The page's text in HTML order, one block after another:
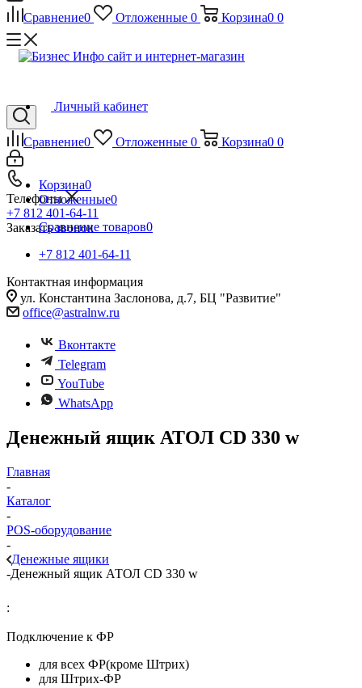
Сравнение0 Отложенные 0 Корзина0 0
Сравнение0 Отложенные 0 Корзина0 0
Телефоны
+7 812 401-64-11
Заказать звонок
Личный кабинет
Корзина0
Отложенные0
Сравнение товаров0
+7 812 401-64-11
Контактная информация
ул. Константина Заслонова, д.7, БЦ "Развитие"
office@astralnw.ru
Вконтакте
Telegram
YouTube
WhatsApp
Денежный ящик АТОЛ CD 330 w
Главная
-
Каталог
-
POS-оборудование
-
Денежные ящики
-Денежный ящик АТОЛ CD 330 w
:
Подключение к ФР
для всех ФР(кроме Штрих)
для Штрих-ФР